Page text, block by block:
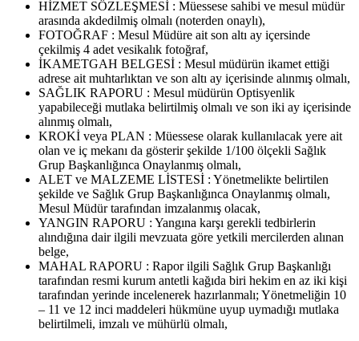
HİZMET SÖZLEŞMESİ : Müessese sahibi ve mesul müdür
arasında akdedilmiş olmalı (noterden onaylı),
FOTOĞRAF : Mesul Müdüre ait son altı ay içersinde
çekilmiş 4 adet vesikalık fotoğraf,
İKAMETGAH BELGESİ : Mesul müdürün ikamet ettiği
adrese ait muhtarlıktan ve son altı ay içerisinde alınmış olmalı,
SAĞLIK RAPORU : Mesul müdürün Optisyenlik
yapabileceği mutlaka belirtilmiş olmalı ve son iki ay içerisinde
alınmış olmalı,
KROKİ veya PLAN : Müessese olarak kullanılacak yere ait
olan ve iç mekanı da gösterir şekilde 1/100 ölçekli Sağlık
Grup Başkanlığınca Onaylanmış olmalı,
ALET ve MALZEME LİSTESİ : Yönetmelikte belirtilen
şekilde ve Sağlık Grup Başkanlığınca Onaylanmış olmalı,
Mesul Müdür tarafından imzalanmış olacak,
YANGIN RAPORU : Yangına karşı gerekli tedbirlerin
alındığına dair ilgili mevzuata göre yetkili mercilerden alınan
belge,
MAHAL RAPORU : Rapor ilgili Sağlık Grup Başkanlığı
tarafından resmi kurum antetli kağıda biri hekim en az iki kişi
tarafından yerinde incelenerek hazırlanmalı; Yönetmeliğin 10
– 11 ve 12 inci maddeleri hükmüne uyup uymadığı mutlaka
belirtilmeli, imzalı ve mühürlü olmalı,